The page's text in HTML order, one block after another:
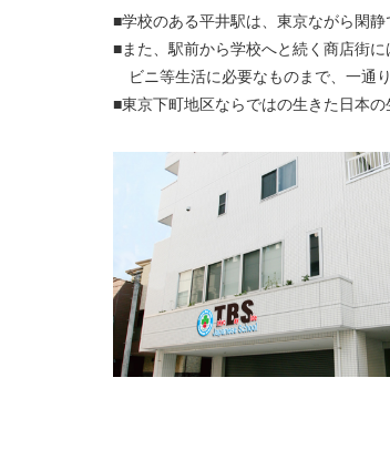
学校のある平井駅は、東京ながら閑
また、駅前から学校へと続く商店街
ビニ等生活に必要なものまで、一通
東京下町地区ならではの生きた日本の